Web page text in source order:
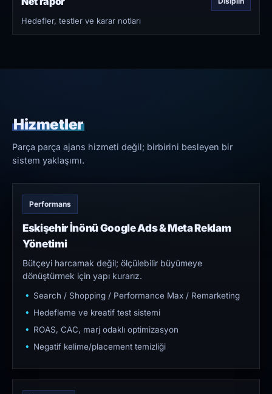
Hedefler, testler ve karar notları
Hizmetler
Parça parça ajans hizmeti değil; birbirini besleyen bir
sistem yaklaşımı.
Performans
Eskişehir İnönü Google Ads & Meta Reklam
Yönetimi
Bütçeyi harcamak değil; ölçülebilir büyümeye
dönüştürmek için yapı kurarız.
Search / Shopping / Performance Max / Remarketing
Hedefleme ve kreatif test sistemi
ROAS, CAC, marj odaklı optimizasyon
Negatif kelime/placement temizliği